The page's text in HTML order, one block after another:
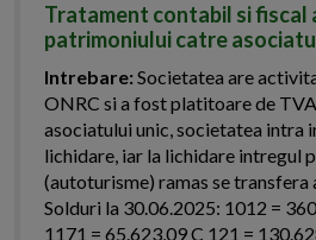
Tratament contabil si
patrimoniului catre
Intrebare:Societatea are
ONRC si a fost platitoare de
asociatului unic, societatea intra
lichidare, iar la lichidare intregul
(autoturisme) ramas se transfera
Solduri la 30.06.2025: 1012 =
1171 = 65.623,09 C 121 =